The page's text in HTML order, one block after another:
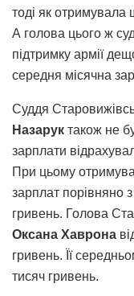
тоді як отримувала
А голова цього ж
підтримку армії
середня місячна
Суддя
Назарук також не
зарплати
При цьому
зарплат порівняно
гривень. Голова
Оксана Хаврона
гривень. Її
тисяч гривень.